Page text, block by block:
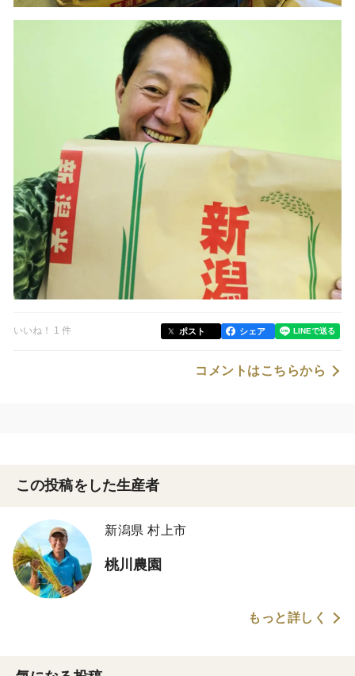
いいね！ 1 件 ポスト シェア
コメントはこちらから
この投稿をした生産者
新潟県 村上市
桃川農園
もっと詳しく